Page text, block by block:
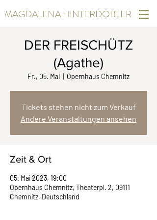
MAGDALENA HINTERDOBLER
DER FREISCHÜTZ
(Agathe)
Fr., 05. Mai Opernhaus Chemnitz
Tickets stehen nicht zum Verkauf
Andere Veranstaltungen ansehen
Zeit & Ort
05. Mai 2023, 19:00
Opernhaus Chemnitz, Theaterpl. 2, 09111
Chemnitz, Deutschland